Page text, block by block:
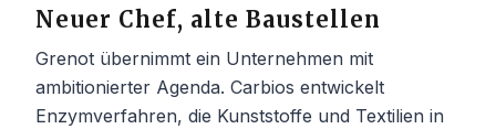
Neuer Chef, alte Baustellen
Grenot übernimmt ein Unternehmen mit
ambitionierter Agenda. Carbios entwickelt
Enzymverfahren, die Kunststoffe und Textilien in